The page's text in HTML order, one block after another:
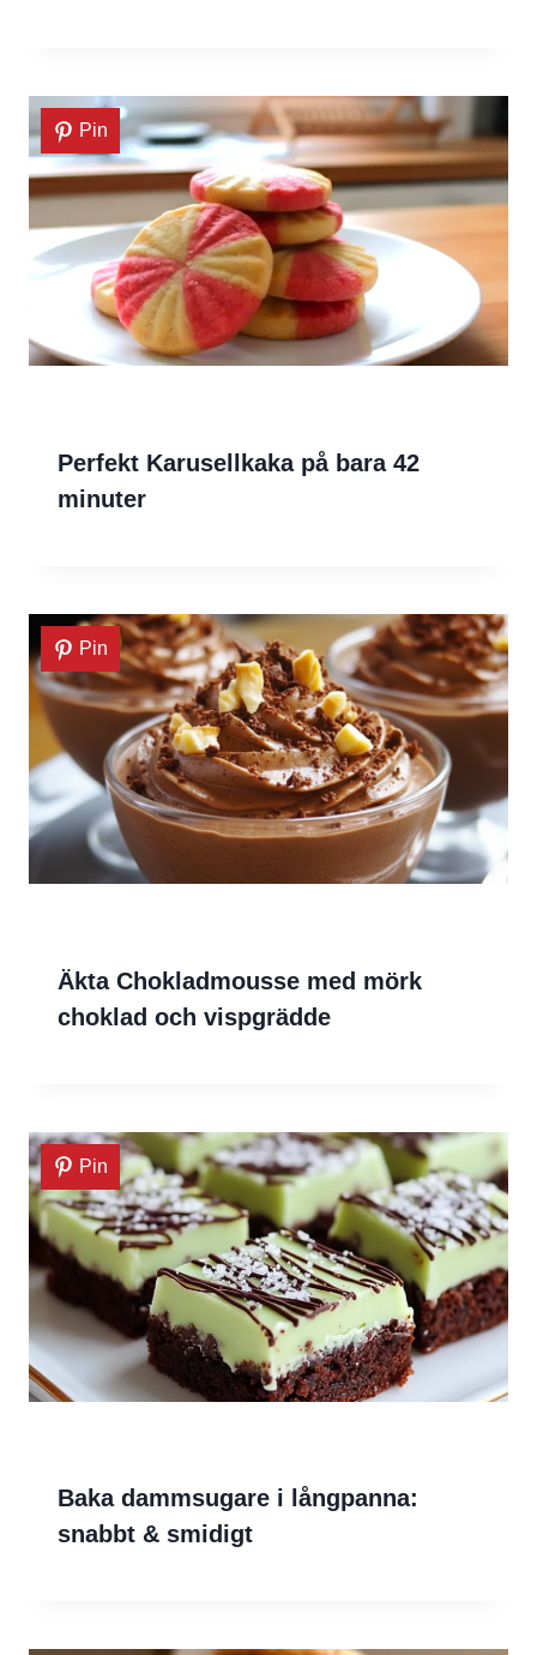
Pin
Perfekt Karusellkaka på bara 42
minuter
Pin
Äkta Chokladmousse med mörk
choklad och vispgrädde
Pin
Baka dammsugare i långpanna:
snabbt & smidigt